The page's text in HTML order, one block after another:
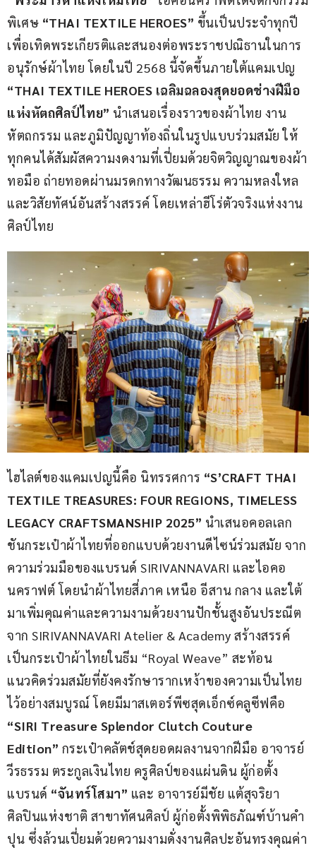
พิเศษ “THAI TEXTILE HEROES” ขึ้นเป็นประจำทุกปี
เพื่อเทิดพระเกียรติและสนองต่อพระราชปณิธานในการ
อนุรักษ์ผ้าไทย โดยในปี 2568 นี้จัดขึ้นภายใต้แคมเปญ
“THAI TEXTILE HEROES เฉลิมฉลองสุดยอดช่างฝีมือ
แห่งหัตถศิลป์ไทย” นำเสนอเรื่องราวของผ้าไทย งาน
หัตถกรรม และภูมิปัญญาท้องถิ่นในรูปแบบร่วมสมัย ให้
ทุกคนได้สัมผัสความงดงามที่เปี่ยมด้วยจิตวิญญาณของผ้า
ทอมือ ถ่ายทอดผ่านมรดกทางวัฒนธรรม ความหลงใหล
และวิสัยทัศน์อันสร้างสรรค์ โดยเหล่าฮีโร่ตัวจริงแห่งงาน
ศิลป์ไทย
ไฮไลต์ของแคมเปญนี้คือ นิทรรศการ “S’CRAFT THAI
TEXTILE TREASURES: FOUR REGIONS, TIMELESS
LEGACY CRAFTSMANSHIP 2025” นำเสนอคอลเลก
ชันกระเป๋าผ้าไทยที่ออกแบบด้วยงานดีไซน์ร่วมสมัย จาก
ความร่วมมือของแบรนด์ SIRIVANNAVARI และไอคอ
นคราฟต์ โดยนำผ้าไทยสี่ภาค เหนือ อีสาน กลาง และใต้
มาเพิ่มคุณค่าและความงามด้วยงานปักชั้นสูงอันประณีต
จาก SIRIVANNAVARI Atelier & Academy สร้างสรรค์
เป็นกระเป๋าผ้าไทยในธีม “Royal Weave” สะท้อน
แนวคิดร่วมสมัยที่ยังคงรักษารากเหง้าของความเป็นไทย
ไว้อย่างสมบูรณ์ โดยมีมาสเตอร์พีซสุดเอ็กซ์คลูซีฟคือ
“SIRI Treasure Splendor Clutch Couture
Edition” กระเป๋าคลัตช์สุดยอดผลงานจากฝีมือ อาจารย์
วีรธรรม ตระกูลเงินไทย ครูศิลป์ของแผ่นดิน ผู้ก่อตั้ง
แบรนด์ “จันทร์โสมา” และ อาจารย์มีชัย แต้สุจริยา
ศิลปินแห่งชาติ สาขาทัศนศิลป์ ผู้ก่อตั้งพิพิธภัณฑ์บ้านคำ
ปุน ซึ่งล้วนเปี่ยมด้วยความงามดั่งงานศิลปะอันทรงคุณค่า